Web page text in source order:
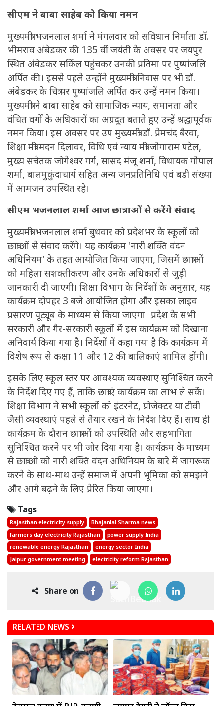
सीएम ने बाबा साहेब को किया नमन
मुख्यमंत्री भजनलाल शर्मा ने मंगलवार को संविधान निर्माता डॉ.
भीमराव अंबेडकर की 135 वीं जयंती के अवसर पर जयपुर
स्थित अंबेडकर सर्किल पहुंचकर उनकी प्रतिमा पर पुष्पांजलि
अर्पित की। इससे पहले उन्होंने मुख्यमंत्री निवास पर भी डॉ.
अंबेडकर के चित्र पर पुष्पांजलि अर्पित कर उन्हें नमन किया।
मुख्यमंत्री ने बाबा साहेब को सामाजिक न्याय, समानता और
वंचित वर्गों के अधिकारों का अग्रदूत बताते हुए उन्हें श्रद्धापूर्वक
नमन किया। इस अवसर पर उप मुख्यमंत्री डॉ. प्रेमचंद बैरवा,
शिक्षा मंत्री मदन दिलावर, विधि एवं न्याय मंत्री जोगाराम पटेल,
मुख्य सचेतक जोगेश्वर गर्ग, सासद मंजू शर्मा, विधायक गोपाल
शर्मा, बालमुकुंदाचार्य सहित अन्य जनप्रतिनिधि एवं बड़ी संख्या
में आमजन उपस्थित रहे।
सीएम भजनलाल शर्मा आज छात्राओं से करेंगे संवाद
मुख्यमंत्री भजनलाल शर्मा बुधवार को प्रदेशभर के स्कूलों को
छात्राओं से संवाद करेंगे। यह कार्यक्रम 'नारी शक्ति वंदन
अधिनियम' के तहत आयोजित किया जाएगा, जिसमें छात्राओं
को महिला सशक्तीकरण और उनके अधिकारों से जुड़ी
जानकारी दी जाएगी। शिक्षा विभाग के निर्देशों के अनुसार, यह
कार्यक्रम दोपहर 3 बजे आयोजित होगा और इसका लाइव
प्रसारण यूट्यूब के माध्यम से किया जाएगा। प्रदेश के सभी
सरकारी और गैर-सरकारी स्कूलों में इस कार्यक्रम को दिखाना
अनिवार्य किया गया है। निर्देशों में कहा गया है कि कार्यक्रम में
विशेष रूप से कक्षा 11 और 12 की बालिकाएं शामिल होंगी।
इसके लिए स्कूल स्तर पर आवश्यक व्यवस्थाएं सुनिश्चित करने
के निर्देश दिए गए हैं, ताकि छात्राएं कार्यक्रम का लाभ ले सकें।
शिक्षा विभाग ने सभी स्कूलों को इंटरनेट, प्रोजेक्टर या टीवी
जैसी व्यवस्थाएं पहले से तैयार रखने के निर्देश दिए हैं। साथ ही
कार्यक्रम के दौरान छात्राओं को उपस्थिति और सहभागिता
सुनिश्चित करने पर भी जोर दिया गया है। कार्यक्रम के माध्यम
से छात्राओं को नारी शक्ति वंदन अधिनियम के बारे में जागरूक
करने के साथ-माथ उन्हें समाज में अपनी भूमिका को समझने
और आगे बढ़ने के लिए प्रेरित किया जाएगा।
Tags
Rajasthan electricity supply
Bhajanlal Sharma news
farmers day electricity Rajasthan
power supply India
renewable energy Rajasthan
energy sector India
Jaipur government meeting
electricity reform Rajasthan
Share on
RELATED NEWS